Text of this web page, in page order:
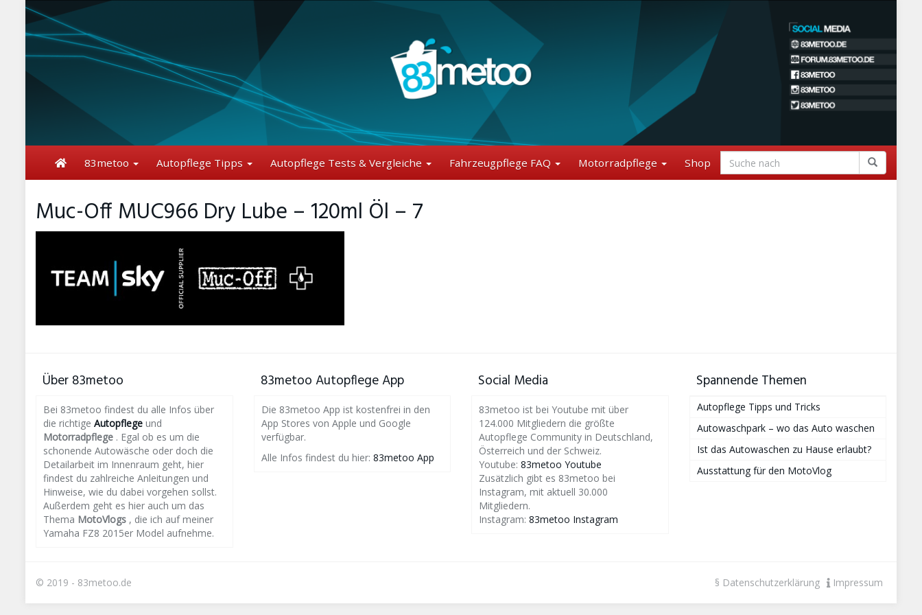
content
83metoo Autopflege Tipps Autopflege Tests & Vergleiche Fahrzeugpflege FAQ Motorradpflege Shop
Muc-Off MUC966 Dry Lube – 120ml Öl – 7
Über 83metoo
Bei 83metoo findest du alle Infos über
die richtige Autopflege und
Motorradpflege . Egal ob es um die
schonende Autowäsche oder doch die
Detailarbeit im Innenraum geht, hier
findest du zahlreiche Anleitungen und
Hinweise, wie du dabei vorgehen sollst.
Außerdem geht es hier auch um das
Thema MotoVlogs , die ich auf meiner
Yamaha FZ8 2015er Model aufnehme.
83metoo Autopflege App
Die 83metoo App ist kostenfrei in den
App Stores von Apple und Google
verfügbar.
Alle Infos findest du hier: 83metoo App
Social Media
83metoo ist bei Youtube mit über
124.000 Mitgliedern die größte
Autopflege Community in Deutschland,
Österreich und der Schweiz.
Youtube: 83metoo Youtube
Zusätzlich gibt es 83metoo bei
Instagram, mit aktuell 30.000
Mitgliedern.
Instagram: 83metoo Instagram
Spannende Themen
Autopflege Tipps und Tricks
Autowaschpark – wo das Auto waschen
Ist das Autowaschen zu Hause erlaubt?
Ausstattung für den MotoVlog
© 2019 - 83metoo.de § Datenschutzerklärung Impressum